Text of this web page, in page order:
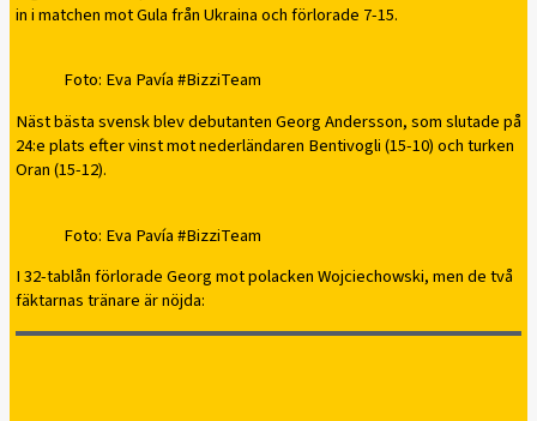
in i matchen mot Gula från Ukraina och förlorade 7-15.
Foto: Eva Pavía #BizziTeam
Näst bästa svensk blev debutanten Georg Andersson, som slutade på
24:e plats efter vinst mot nederländaren Bentivogli (15-10) och turken
Oran (15-12).
Foto: Eva Pavía #BizziTeam
I 32-tablån förlorade Georg mot polacken Wojciechowski, men de två
fäktarnas tränare är nöjda: